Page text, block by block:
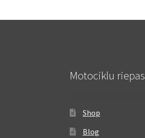
Motociklu riepas
Shop
Blog